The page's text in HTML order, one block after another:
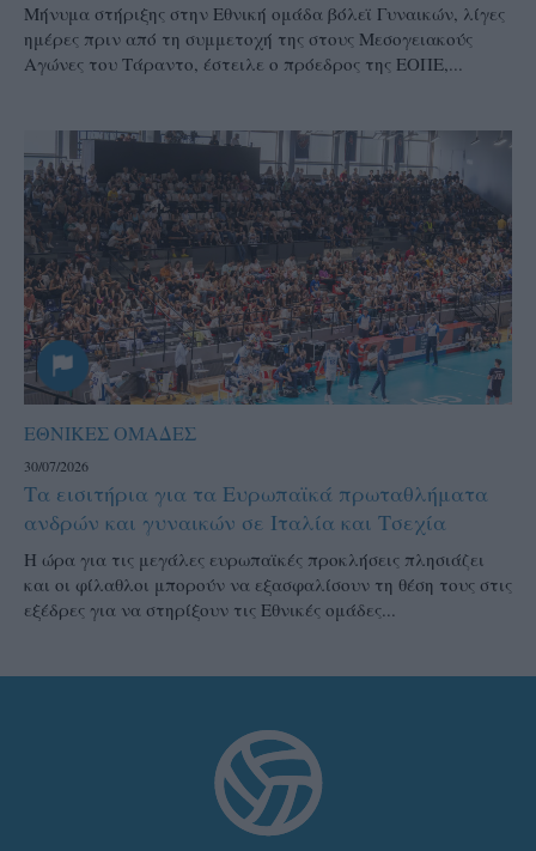
Μήνυμα στήριξης στην Εθνική ομάδα βόλεϊ Γυναικών, λίγες
ημέρες πριν από τη συμμετοχή της στους Μεσογειακούς
Αγώνες του Τάραντο, έστειλε ο πρόεδρος της ΕΟΠΕ,...
ΕΘΝΙΚΕΣ ΟΜΑΔΕΣ
30/07/2026
Τα εισιτήρια για τα Ευρωπαϊκά πρωταθλήματα
ανδρών και γυναικών σε Ιταλία και Τσεχία
Η ώρα για τις μεγάλες ευρωπαϊκές προκλήσεις πλησιάζει
και οι φίλαθλοι μπορούν να εξασφαλίσουν τη θέση τους στις
εξέδρες για να στηρίξουν τις Εθνικές ομάδες...